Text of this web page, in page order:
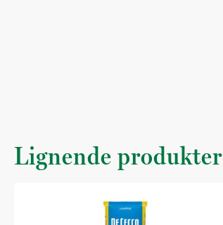
Lignende produkter